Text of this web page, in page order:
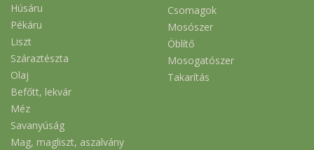
Húsáru
Pékáru
Liszt
Száraztészta
Olaj
Befőtt, lekvár
Méz
Savanyúság
Mag, magliszt, aszalvány
Csomagok
Mosószer
Öblítő
Mosogatószer
Takarítás